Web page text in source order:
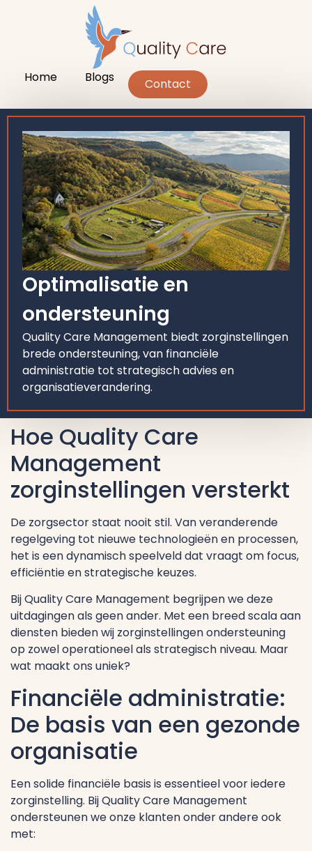
Home Blogs Contact
Optimalisatie en
ondersteuning
Quality Care Management biedt zorginstellingen
brede ondersteuning, van financiële
administratie tot strategisch advies en
organisatieverandering.
Hoe Quality Care
Management
zorginstellingen versterkt
De zorgsector staat nooit stil. Van veranderende
regelgeving tot nieuwe technologieën en processen,
het is een dynamisch speelveld dat vraagt om focus,
efficiëntie en strategische keuzes.
Bij Quality Care Management begrijpen we deze
uitdagingen als geen ander. Met een breed scala aan
diensten bieden wij zorginstellingen ondersteuning
op zowel operationeel als strategisch niveau. Maar
wat maakt ons uniek?
Financiële administratie:
De basis van een gezonde
organisatie
Een solide financiële basis is essentieel voor iedere
zorginstelling. Bij Quality Care Management
ondersteunen we onze klanten onder andere ook
met: